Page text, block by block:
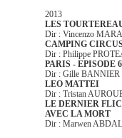
2013
LES
Dir : Vincenzo
CAMPING
Dir : Philippe
PARIS - EPISODE 6
Dir : Gille BANNIER
LEO MATTEI
Dir : Tristan
LE DERNIER
AVEC LA MORT
Dir : Marwen